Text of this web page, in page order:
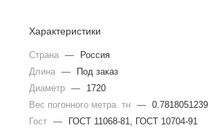
Характеристики
Страна —
Россия
Длина
—
Под заказ
Диаметр
—
1720
Вес погонного метра. тн
—
0.7818051239
Гост
—
ГОСТ 11068-81, ГОСТ 10704-91